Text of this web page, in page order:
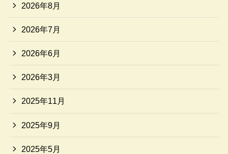
2026年8月
2026年7月
2026年6月
2026年3月
2025年11月
2025年9月
2025年5月